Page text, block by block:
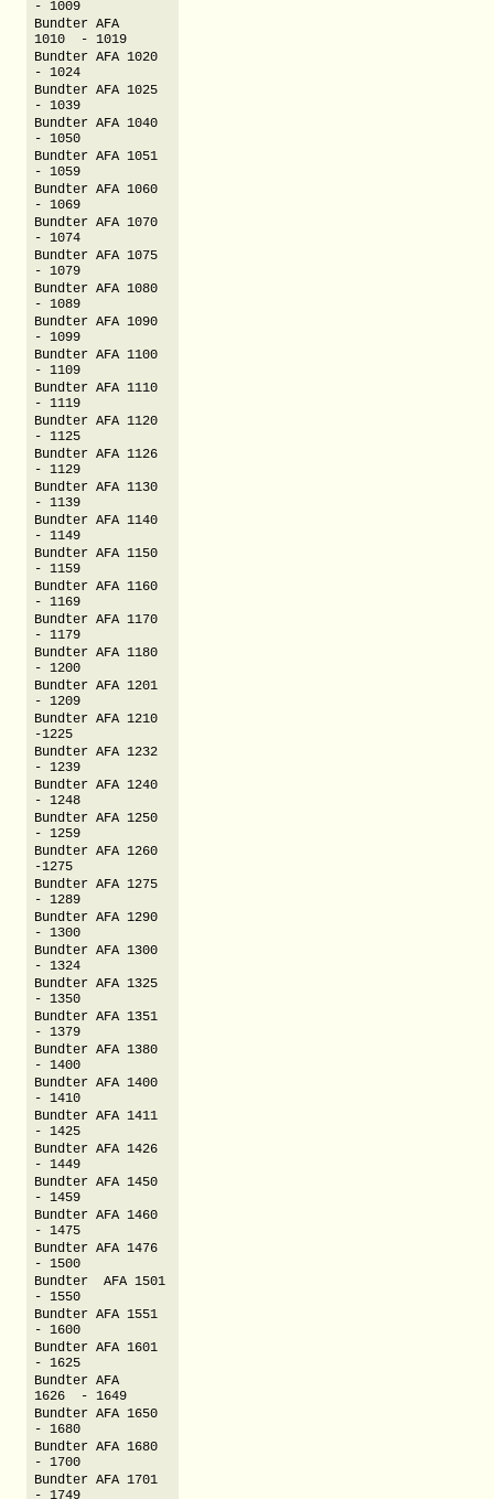
- 1009
Bundter AFA
1010 - 1019
Bundter AFA 1020
- 1024
Bundter AFA 1025
- 1039
Bundter AFA 1040
- 1050
Bundter AFA 1051
- 1059
Bundter AFA 1060
- 1069
Bundter AFA 1070
- 1074
Bundter AFA 1075
- 1079
Bundter AFA 1080
- 1089
Bundter AFA 1090
- 1099
Bundter AFA 1100
- 1109
Bundter AFA 1110
- 1119
Bundter AFA 1120
- 1125
Bundter AFA 1126
- 1129
Bundter AFA 1130
- 1139
Bundter AFA 1140
- 1149
Bundter AFA 1150
- 1159
Bundter AFA 1160
- 1169
Bundter AFA 1170
- 1179
Bundter AFA 1180
- 1200
Bundter AFA 1201
- 1209
Bundter AFA 1210
-1225
Bundter AFA 1232
- 1239
Bundter AFA 1240
- 1248
Bundter AFA 1250
- 1259
Bundter AFA 1260
-1275
Bundter AFA 1275
- 1289
Bundter AFA 1290
- 1300
Bundter AFA 1300
- 1324
Bundter AFA 1325
- 1350
Bundter AFA 1351
- 1379
Bundter AFA 1380
- 1400
Bundter AFA 1400
- 1410
Bundter AFA 1411
- 1425
Bundter AFA 1426
- 1449
Bundter AFA 1450
- 1459
Bundter AFA 1460
- 1475
Bundter AFA 1476
- 1500
Bundter AFA 1501
- 1550
Bundter AFA 1551
- 1600
Bundter AFA 1601
- 1625
Bundter AFA
1626 - 1649
Bundter AFA 1650
- 1680
Bundter AFA 1680
- 1700
Bundter AFA 1701
- 1749